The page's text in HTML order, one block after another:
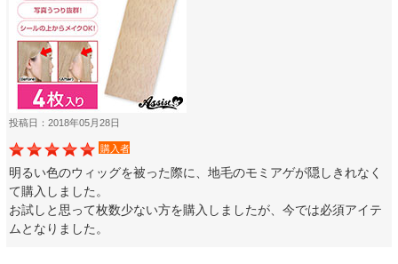
投稿日：2018年05月28日
購入者
明るい色のウィッグを被った際に、地毛のモミアゲが隠しきれなく
て購入しました。
お試しと思って枚数少ない方を購入しましたが、今では必須アイテ
ムとなりました。